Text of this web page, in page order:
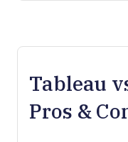
Tableau
Pros &